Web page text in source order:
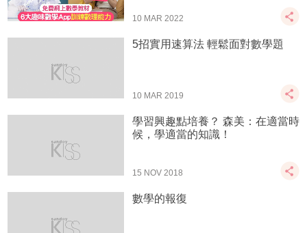
10 MAR 2022
5招實用速算法 輕鬆面對數學題
10 MAR 2019
學習興趣點培養？ 森美：在適當時
候，學適當的知識！
15 NOV 2018
數學的報復